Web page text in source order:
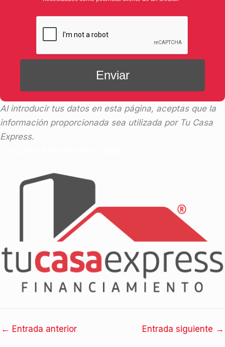
Al introducir tus datos en esta página, aceptas que la
información proporcionada sea utilizada por Tu Casa
Express.
← Entrada anterior Entrada siguiente →